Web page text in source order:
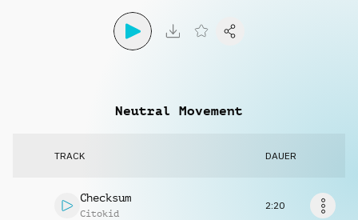
Info
Musikanfrage
Neutral Movement
TRACK DAUER
Checksum
Citokid
2:20